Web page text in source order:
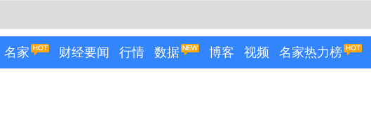
名家 财经要闻 行情 数据 博客 视频 名家热力榜